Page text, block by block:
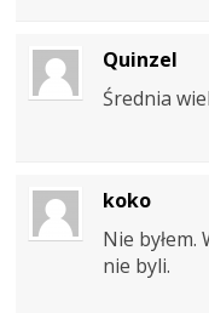
Quinzel
Średnia
koko
Nie byłem.
nie byli.